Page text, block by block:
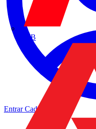
ABB
EntrarCadastrar